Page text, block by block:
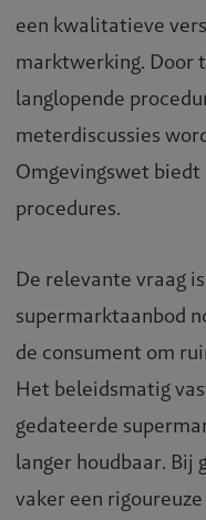
een kwalitatieve
marktwerking. Door
langlopende
meterdiscussies
Omgevingswet
procedures.
De relevante vraag
supermarktaanbod
de consument om
Het beleidsmatig
gedateerde
langer houdbaar. Bij
vaker een